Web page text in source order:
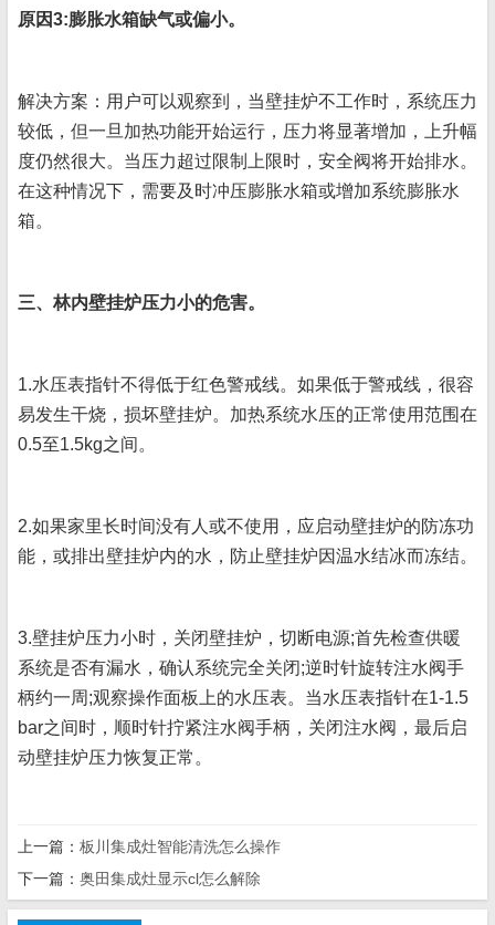
原因3:膨胀水箱缺气或偏小。
解决方案：用户可以观察到，当壁挂炉不工作时，系统压力
较低，但一旦加热功能开始运行，压力将显著增加，上升幅
度仍然很大。当压力超过限制上限时，安全阀将开始排水。
在这种情况下，需要及时冲压膨胀水箱或增加系统膨胀水
箱。
三、林内壁挂炉压力小的危害。
1.水压表指针不得低于红色警戒线。如果低于警戒线，很容
易发生干烧，损坏壁挂炉。加热系统水压的正常使用范围在
0.5至1.5kg之间。
2.如果家里长时间没有人或不使用，应启动壁挂炉的防冻功
能，或排出壁挂炉内的水，防止壁挂炉因温水结冰而冻结。
3.壁挂炉压力小时，关闭壁挂炉，切断电源;首先检查供暖
系统是否有漏水，确认系统完全关闭;逆时针旋转注水阀手
柄约一周;观察操作面板上的水压表。当水压表指针在1-1.5
bar之间时，顺时针拧紧注水阀手柄，关闭注水阀，最后启
动壁挂炉压力恢复正常。
上一篇： 板川集成灶智能清洗怎么操作
下一篇： 奥田集成灶显示cl怎么解除